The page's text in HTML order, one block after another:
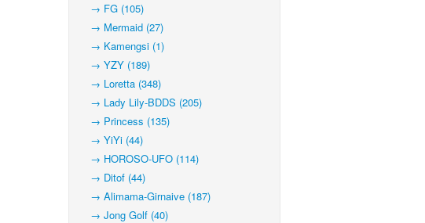
→ FG (105)
→ Mermaid (27)
→ Kamengsi (1)
→ YZY (189)
→ Loretta (348)
→ Lady Lily-BDDS (205)
→ Princess (135)
→ YiYi (44)
→ HOROSO-UFO (114)
→ Ditof (44)
→ Alimama-Girnaive (187)
→ Jong Golf (40)